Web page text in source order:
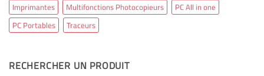
Imprimantes
Multifonctions Photocopieurs
PC All in one
PC Portables
Traceurs
RECHERCHER UN PRODUIT